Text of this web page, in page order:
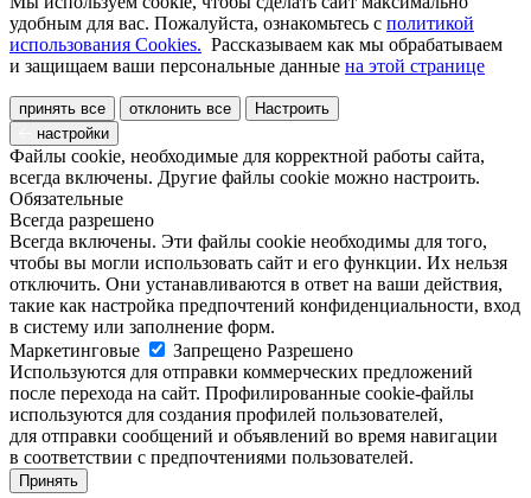
удобным для вас. Пожалуйста, ознакомьтесь с политикой
использования Cookies. Рассказываем как мы обрабатываем
и защищаем ваши персональные данные на этой странице
принять все отклонить все
Настроить
настройки
Файлы cookie, необходимые для корректной работы сайта,
всегда включены. Другие файлы cookie можно настроить.
Обязательные
Всегда разрешено
Всегда включены. Эти файлы cookie необходимы для того,
чтобы вы могли использовать сайт и его функции. Их нельзя
отключить. Они устанавливаются в ответ на ваши действия,
такие как настройка предпочтений конфиденциальности, вход
в систему или заполнение форм.
Маркетинговые
Запрещено Разрешено
Используются для отправки коммерческих предложений
после перехода на сайт. Профилированные cookie-файлы
используются для создания профилей пользователей,
для отправки сообщений и объявлений во время навигации
в соответствии с предпочтениями пользователей.
Принять